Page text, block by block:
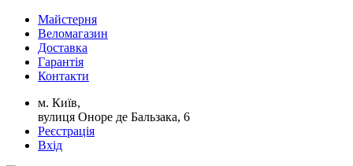
Майстерня
Веломагазин
Доставка
Гарантія
Контакти
м. Київ,
вулиця Оноре де Бальзака, 6
Реєстрація
Вхід